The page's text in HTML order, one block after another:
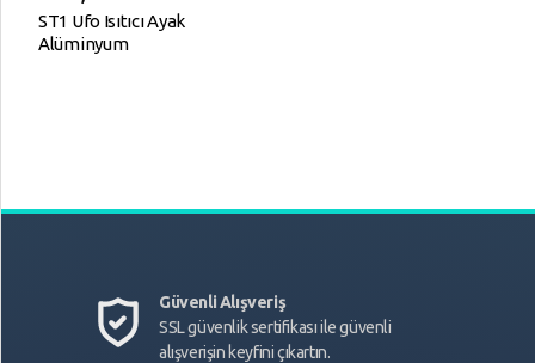
ST1 Ufo Isıtıcı Ayak
Alüminyum
Güvenli Alışveriş
SSL güvenlik sertifikası ile güvenli
alışverişin keyfini çıkartın.